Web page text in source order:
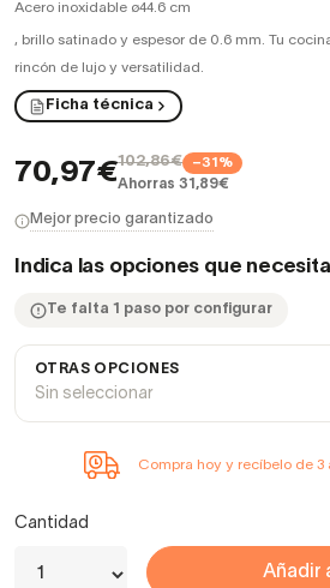
Acero inoxidable ø44.6 cm
, brillo satinado y espesor de 0.6 mm. Tu
rincón de lujo y versatilidad.
Ficha técnica
70,97€102,86€ −31%
Ahorras 31,89€
Mejor precio garantizado
Indica las opciones que
Te falta 1 paso por configurar
OTRAS OPCIONES
Sin seleccionar
Compra hoy y recíbelo de 3
Cantidad
Añadir